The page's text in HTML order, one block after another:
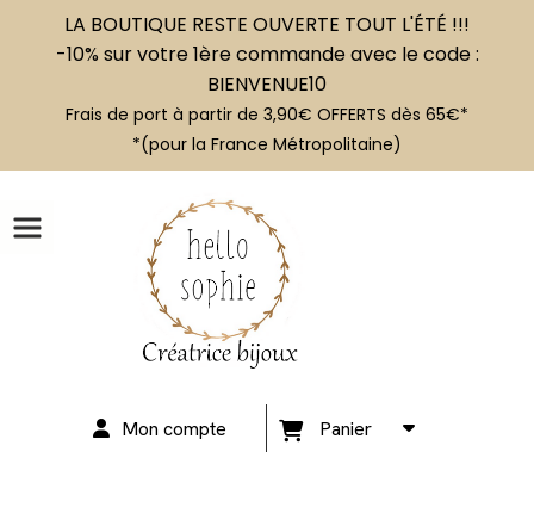
LA BOUTIQUE RESTE OUVERTE TOUT L'ÉTÉ !!!
-10% sur votre 1ère commande avec le code :
BIENVENUE10
Frais de port à partir de 3,90€ OFFERTS dès 65€*
*(pour la France Métropolitaine)
Mon compte Panier